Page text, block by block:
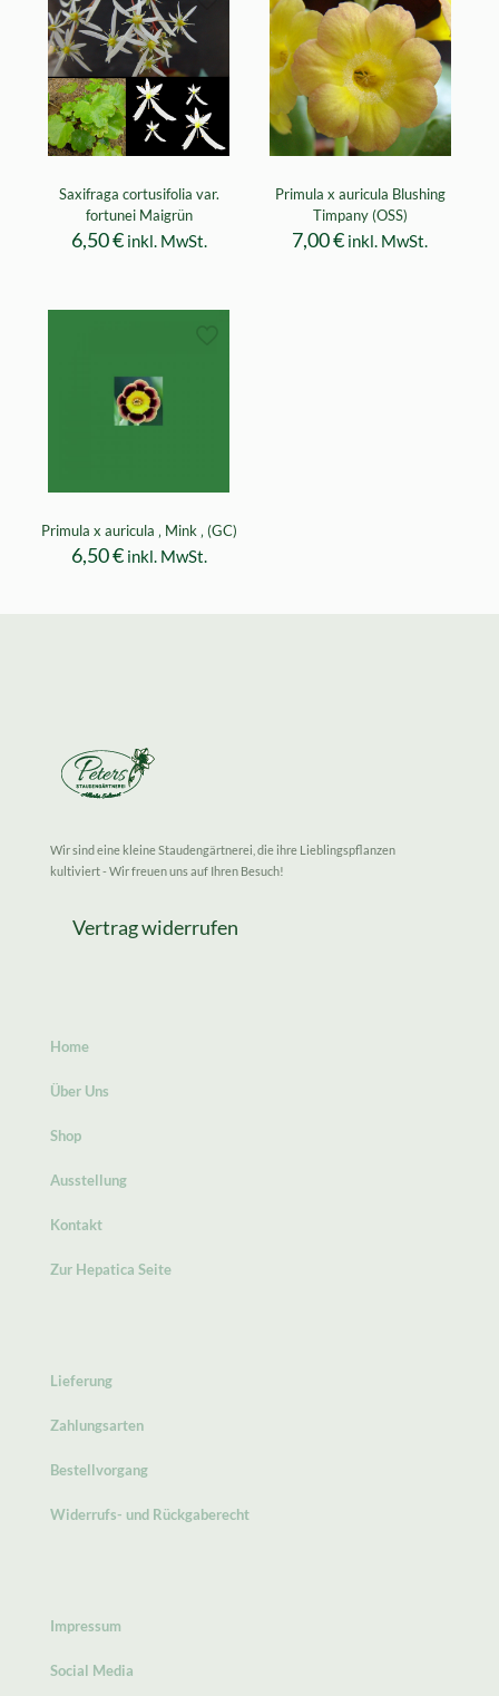
Saxifraga cortusifolia var.
fortunei Maigrün
6,50€ inkl. MwSt.
Primula x auricula Blushing
Timpany (OSS)
7,00€ inkl. MwSt.
Primula x auricula ‚ Mink ‚ (GC)
6,50€ inkl. MwSt.
Wir sind eine kleine Staudengärtnerei, die ihre Lieblingspflanzen
kultiviert - Wir freuen uns auf Ihren Besuch!
Vertrag widerrufen
Home
Über Uns
Shop
Ausstellung
Kontakt
Zur Hepatica Seite
Lieferung
Zahlungsarten
Bestellvorgang
Widerrufs- und Rückgaberecht
Impressum
Social Media